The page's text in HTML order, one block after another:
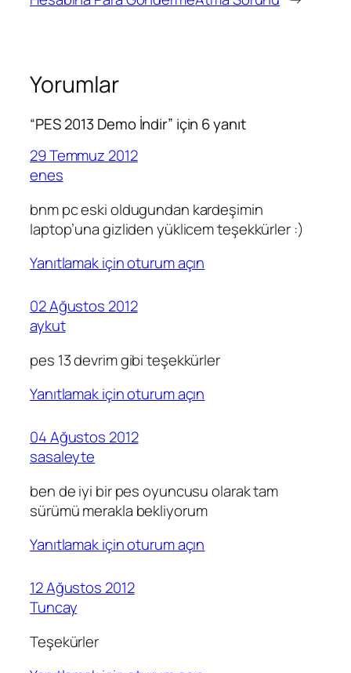
Yorumlar
“PES 2013 Demo İndir” için 6 yanıt
29 Temmuz 2012
enes
bnm pc eski oldugundan kardeşimin
laptop’una gizliden yüklicem teşekkürler :)
Yanıtlamak için oturum açın
02 Ağustos 2012
aykut
pes 13 devrim gibi teşekkürler
Yanıtlamak için oturum açın
04 Ağustos 2012
sasaleyte
ben de iyi bir pes oyuncusu olarak tam
sürümü merakla bekliyorum
Yanıtlamak için oturum açın
12 Ağustos 2012
Tuncay
Teşekürler